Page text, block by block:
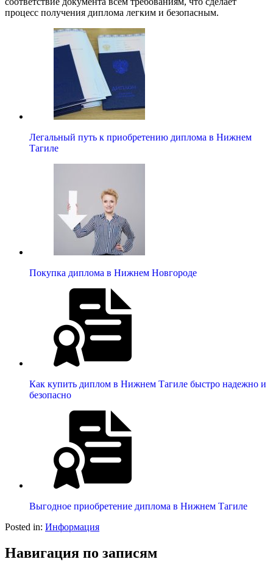
процесс получения диплома легким и безопасным.
Легальный путь к приобретению диплома в Нижнем
Тагиле
Покупка диплома в Нижнем Новгороде
Как купить диплом в Нижнем Тагиле быстро надежно и
безопасно
Выгодное приобретение диплома в Нижнем Тагиле
Posted in: Информация
Навигация по записям